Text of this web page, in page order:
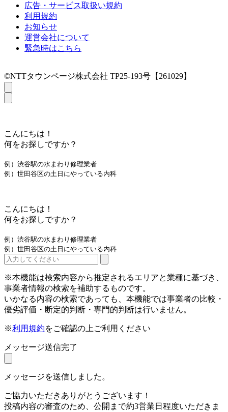
広告・サービス取扱い規約
利用規約
お知らせ
運営会社について
緊急時はこちら
©NTTタウンページ株式会社 TP25-193号【261029】
こんにちは！
何をお探しですか？
例）渋谷駅の水まわり修理業者
例）世田谷区の土日にやっている内科
こんにちは！
何をお探しですか？
例）渋谷駅の水まわり修理業者
例）世田谷区の土日にやっている内科
※本機能は検索内容から推定されるエリアと業種に基づき、
事業者情報の検索を補助するものです。
いかなる内容の検索であっても、本機能では事業者の比較・
優劣評価・断定的判断・専門的判断は行いません。
※利用規約をご確認の上ご利用ください
メッセージ送信完了
メッセージを送信しました。
ご協力いただきありがとうございます！
投稿内容の審査のため、公開まで約3営業日程度いただきま